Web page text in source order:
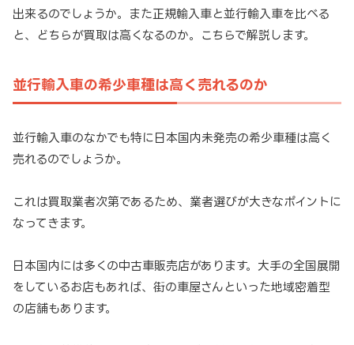
出来るのでしょうか。また正規輸入車と並行輸入車を比べる
と、どちらが買取は高くなるのか。こちらで解説します。
並行輸入車の希少車種は高く売れるのか
並行輸入車のなかでも特に日本国内未発売の希少車種は高く
売れるのでしょうか。
これは買取業者次第であるため、業者選びが大きなポイントに
なってきます。
日本国内には多くの中古車販売店があります。大手の全国展開
をしているお店もあれば、街の車屋さんといった地域密着型
の店舗もあります。